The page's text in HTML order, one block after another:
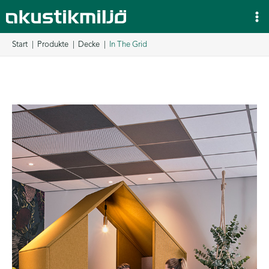
Inhalt
springen
Start Produkte Decke In The Grid